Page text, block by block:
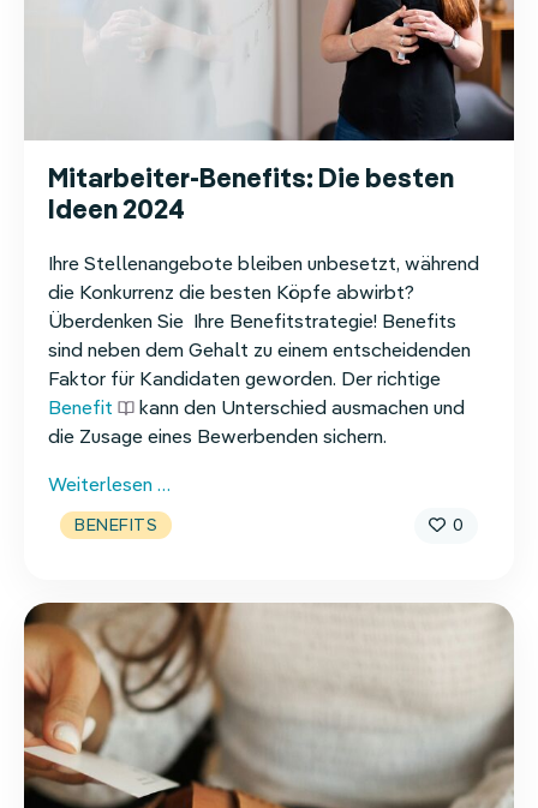
Mitarbeiter-Benefits: Die besten
Ideen 2024
0
Ihre Stellenangebote bleiben unbesetzt, während
die Konkurrenz die besten Köpfe abwirbt?
Überdenken Sie Ihre Benefitstrategie! Benefits
sind neben dem Gehalt zu einem entscheidenden
Faktor für Kandidaten geworden. Der richtige
Benefit
kann den Unterschied ausmachen und
die Zusage eines Bewerbenden sichern.
Weiterlesen …
Benefits:
Ideen
2024
BENEFITS